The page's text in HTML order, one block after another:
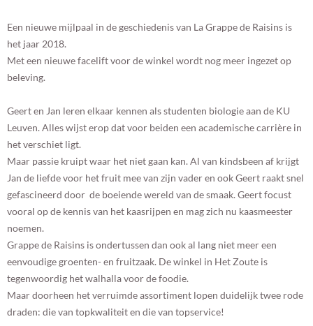
Een nieuwe mijlpaal in de geschiedenis van La Grappe de Raisins is
het jaar 2018.
Met een nieuwe facelift voor de winkel wordt nog meer ingezet op
beleving.
Geert en Jan leren elkaar kennen als studenten biologie aan de KU
Leuven. Alles wijst erop dat voor beiden een academische carrière in
het verschiet ligt.
Maar passie kruipt waar het niet gaan kan. Al van kindsbeen af krijgt
Jan de liefde voor het fruit mee van zijn vader en ook Geert raakt snel
gefascineerd door de boeiende wereld van de smaak. Geert focust
vooral op de kennis van het kaasrijpen en mag zich nu kaasmeester
noemen.
Grappe de Raisins is ondertussen dan ook al lang niet meer een
eenvoudige groenten- en fruitzaak. De winkel in Het Zoute is
tegenwoordig het walhalla voor de foodie.
Maar doorheen het verruimde assortiment lopen duidelijk twee rode
draden: die van topkwaliteit en die van topservice!